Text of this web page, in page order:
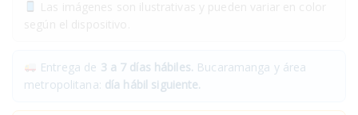
Entrega de 3 a 7 días hábiles. Bucaramanga y área
metropolitana: día hábil siguiente.